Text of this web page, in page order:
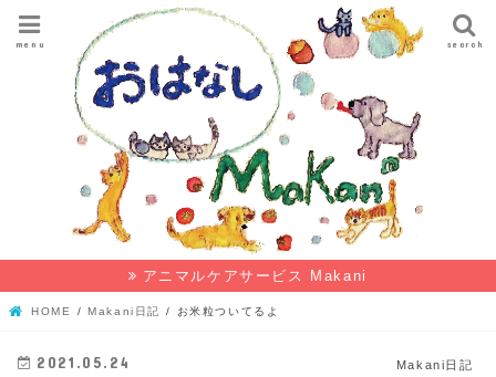
search
menu
アニマルケアサービス Makani
HOME Makani日記 お米粒ついてるよ
Makani日記
2021.05.24